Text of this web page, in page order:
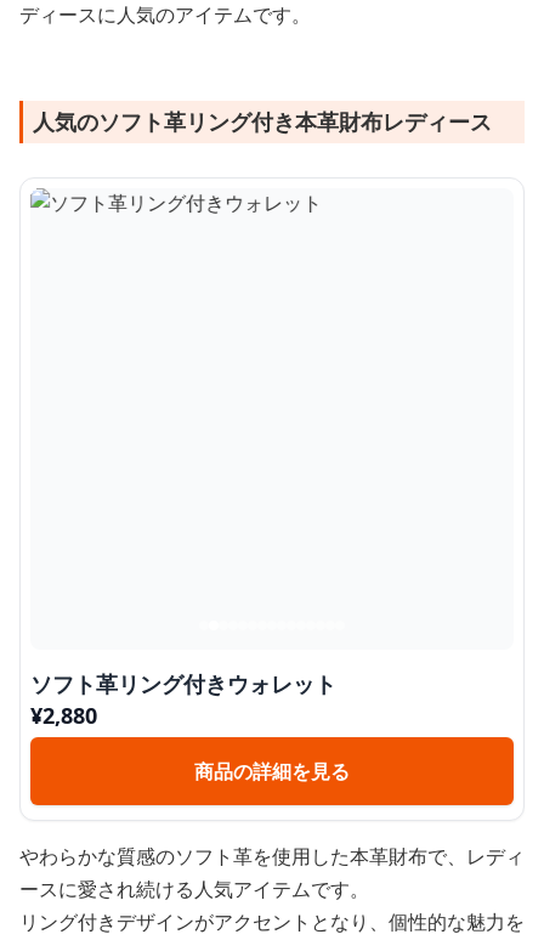
ディースに人気のアイテムです。
人気のソフト革リング付き本革財布レディース
ソフト革リング付きウォレット
¥2,880
商品の詳細を見る
やわらかな質感のソフト革を使用した本革財布で、レディ
ースに愛され続ける人気アイテムです。
リング付きデザインがアクセントとなり、個性的な魅力を